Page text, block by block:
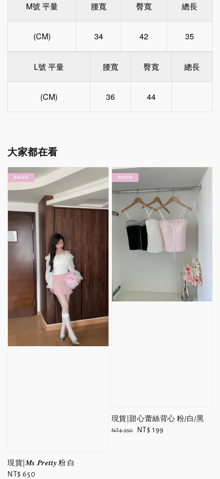
M號 平量 腰寬 臀寬 總長
(CM) 34 42 35
L號 平量 腰寬 臀寬 總長
(CM) 36 44
大家都在看
Am Sale
現貨|𝑴𝒔.𝑷𝒓𝒆𝒕𝒕𝒚 粉 白
Regular
NT$ 650
Am Sale
現貨|甜心蕾絲背心 粉/白/黑
Regular
NT$ 350
Sale
NT$ 199